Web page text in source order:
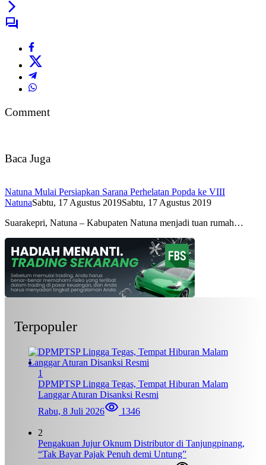
Comment
Baca Juga
Natuna Mulai Persiapkan Sarana Perhelatan Popda ke VIII
NatunaSabtu, 17 Agustus 2019Sabtu, 17 Agustus 2019
Suarakepri, Natuna – Kabupaten Natuna menjadi tuan rumah…
Terpopuler
1
DPMPTSP Lingga Tegas, Tempat Hiburan Malam
Langgar Aturan Disanksi Resmi
Rabu, 8 Juli 2026
1346
2
Pengakuan Jujur Oknum Distributor di Tanjungpinang,
“Tak Bayar Pajak Penuh demi Untung”